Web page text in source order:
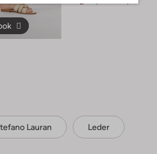
Lauran Leder